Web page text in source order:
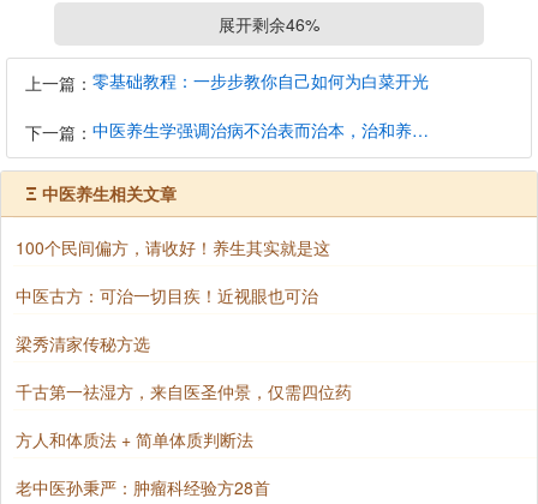
总觉得这个皈依是虚无飘渺的，所以我们必须把三宝指
示出来。我们今天皈依佛就皈依「阿弥陀佛」。大家要
问：为什么不依本师释迦牟尼佛?本师释迦牟尼佛教我
们皈依阿弥陀佛，我们皈依阿弥陀佛，释迦牟尼佛就欢
喜，我们皈依阿弥陀佛是奉释迦牟尼佛的教诲。我们皈
依法宝，什么是法宝?《大乘无量寿经》、《佛说阿弥
陀经》，这是我们皈依的法宝，与阿弥陀佛完全相应。
皈依僧宝，僧宝是观世音、大势至，用他们两位做代
表。「观音菩萨」代表大慈大悲，以真诚心、清净心、
慈悲，从我们身上表现，这是真的皈依了。「大势至菩
萨」代表智慧，我们今天讲理智，决非感情用事。慈悲
家常讲的「慈悲多祸害，方便出下流」，所以不能离开
智慧。大势至菩萨代表智慧，这个道理一定要懂。
展开剩余46%
上一篇： 零基础教程：一步步教你自己如何为白菜开光
下一篇： 中医养生学强调治病不治表而治本，治和养兼顾是有必要的
Ξ 中医养生相关文章
100个民间偏方，请收好！养生其实就是这
中医古方：可治一切目疾！近视眼也可治
梁秀清家传秘方选
千古第一祛湿方，来自医圣仲景，仅需四位药
方人和体质法 + 简单体质判断法
老中医孙秉严：肿瘤科经验方28首